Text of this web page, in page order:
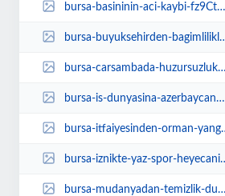
bursa-basininin-aci-kaybi-fz9CtVTF.jpg
bursa-buyuksehirden-bagimlilikla-mucadeleye-destek-wt9fBUxg.jpg
bursa-carsambada-huzursuzluk-suruyor-68YAjepP.jpg
bursa-is-dunyasina-azerbaycana-yatirim-daveti-uSEkQERb.jpg
bursa-itfaiyesinden-orman-yanginlara-karsi-duyarlilik-cagrisi-tewLskb7.jpg
bursa-iznikte-yaz-spor-heyecani-14-bransta-6CMmJMVd.jpg
bursa-mudanyadan-temizlik-duyarliligi-FlTqPtGv.jpg